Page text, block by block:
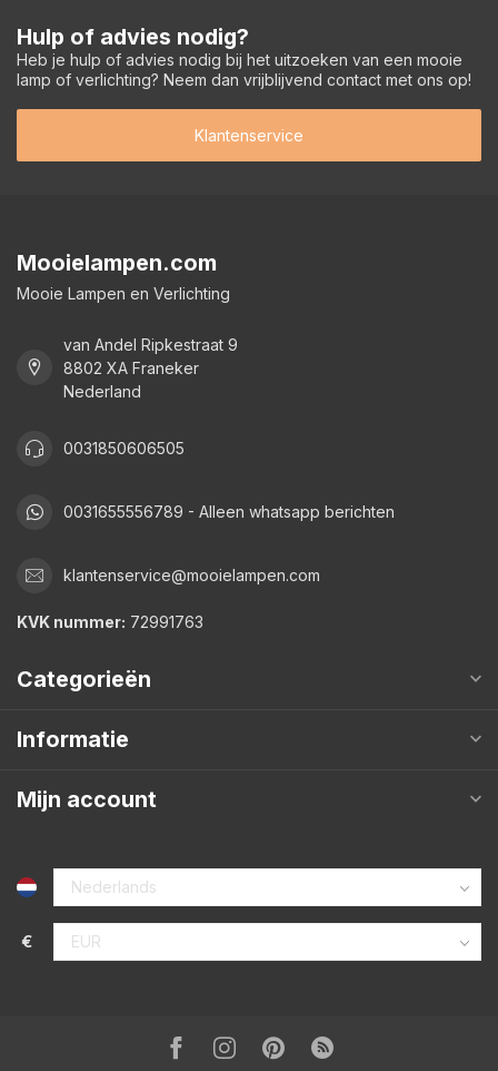
Hulp of advies nodig?
Heb je hulp of advies nodig bij het uitzoeken van een mooie
lamp of verlichting? Neem dan vrijblijvend contact met ons op!
Klantenservice
Mooielampen.com
Mooie Lampen en Verlichting
van Andel Ripkestraat 9
8802 XA Franeker
Nederland
0031850606505
0031655556789 - Alleen whatsapp berichten
klantenservice@mooielampen.com
KVK nummer: 72991763
Categorieën
Informatie
Mijn account
€